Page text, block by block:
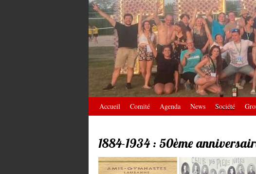
Accueil Comité Agenda News Société
1884-1934 : 50ème